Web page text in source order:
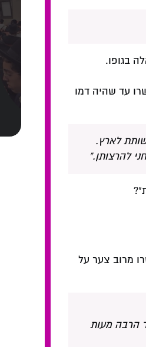
בגופו.
עד שהיה דמו
לארץ.
להרצותן."
מרוב צער על
הרבה מעות